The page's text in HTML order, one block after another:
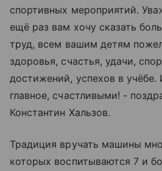
спортивных мероприятий.
ещё раз вам хочу сказать
труд, всем вашим детям
здоровья, счастья, удачи,
достижений, успехов в
главное, счастливыми! -
Константин Хальзов.
Традиция вручать машины
которых воспитываются 7 и